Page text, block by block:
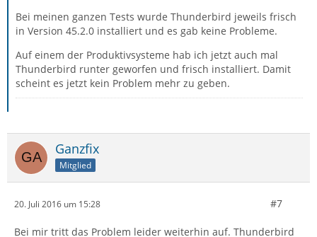
Bei meinen ganzen Tests wurde Thunderbird jeweils frisch
in Version 45.2.0 installiert und es gab keine Probleme.
Auf einem der Produktivsysteme hab ich jetzt auch mal
Thunderbird runter geworfen und frisch installiert. Damit
scheint es jetzt kein Problem mehr zu geben.
Ganzfix
Mitglied
20. Juli 2016 um 15:28 #7
Bei mir tritt das Problem leider weiterhin auf. Thunderbird